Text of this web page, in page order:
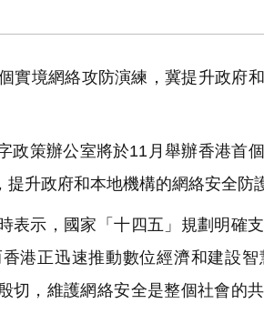
實境網絡攻防演練，冀提升政府
策辦公室將於11月舉辦香港首
升政府和本地機構的網絡安全防
示，國家「十四五」規劃明確
港正迅速推動數位經濟和建設
切，維護網絡安全是整個社會的